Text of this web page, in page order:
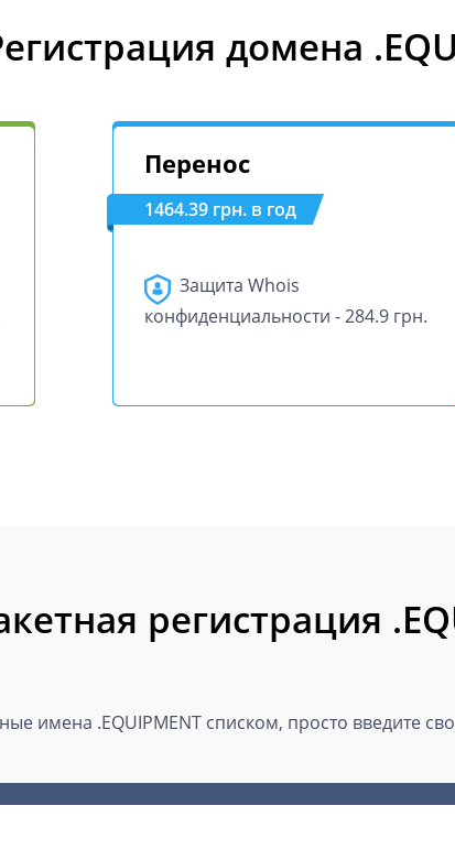
домена
Перенос
1464.39 грн. в год
Защита Whois
конфиденциальности - 284.9 грн.
регистрация
имена .EQUIPMENT списком, просто введите